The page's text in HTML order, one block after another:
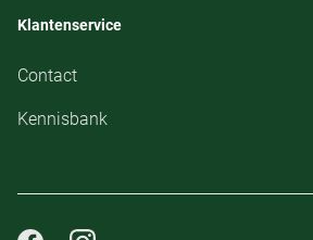
Klantenservice
Contact
Kennisbank